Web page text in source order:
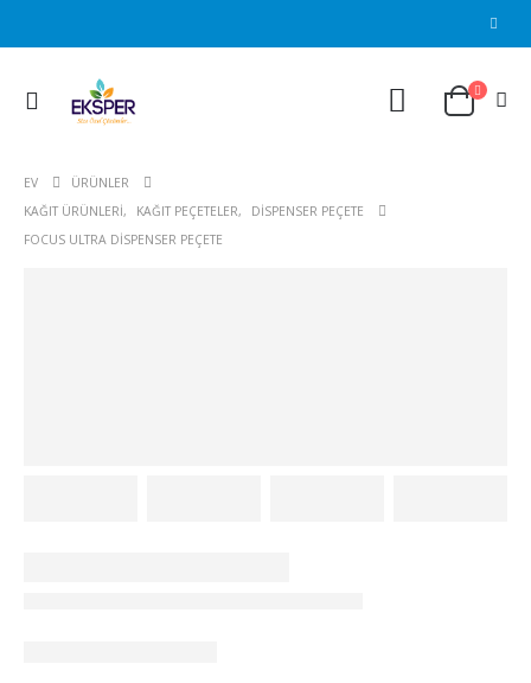
EV
ÜRÜNLER
KAĞIT ÜRÜNLERI, KAĞIT PEÇETELER,
DISPENSER PEÇETE
FOCUS ULTRA DISPENSER PEÇETE